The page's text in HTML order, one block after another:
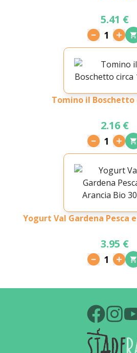
5.41 €
1
Tomino il Boschetto
2.16 €
1
Yogurt Val Gardena Pesca
3.95 €
1